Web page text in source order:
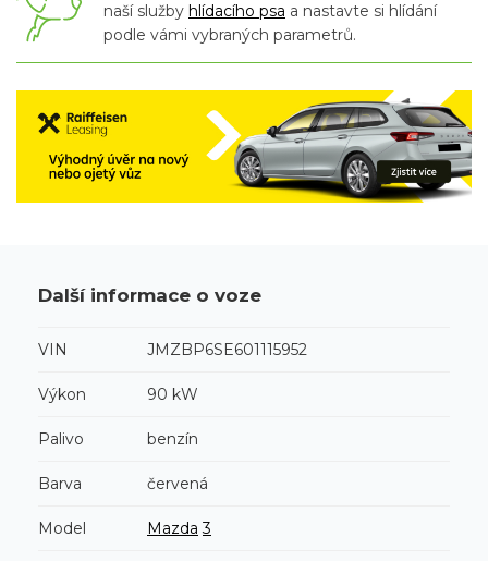
naší služby hlídacího psa a nastavte si hlídání
podle vámi vybraných parametrů.
Další informace o voze
VIN JMZBP6SE601115952
Výkon 90 kW
Palivo benzín
Barva červená
Model Mazda 3